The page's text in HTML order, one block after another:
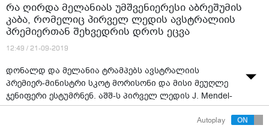
რა ღირდა მელანიას უმშვენიერესი აბრეშუმის
კაბა, რომელიც პირველ ლედის ავსტრალიის
პრემიერთან შეხვედრის დროს ეცვა
12:49 / 21-09-2019
დონალდ და მელანია ტრამპებს ავსტრალიის
პრემიერ-მინისტრი სკოტ მორისონი და მისი მეუღლე
ჯენიფერი ესტუმრნენ. აშშ-ს პირველ ლედის J. Mendel-
ის აბრეშუმის, ღია ზურმუხტისმეფრი კაბა ეცვა და
კრისტიან ლუბუტენის მაღალქუსლიანი ფეხსაცმელი
Autoplay